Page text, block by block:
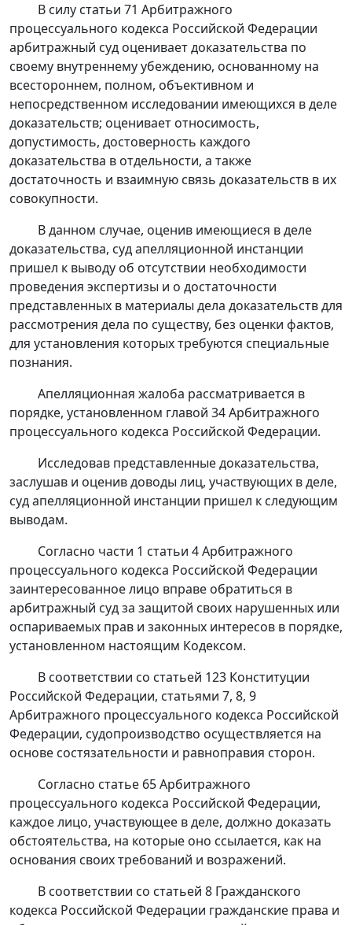
В силу статьи 71 Арбитражного
процессуального кодекса Российской Федерации
арбитражный суд оценивает доказательства по
своему внутреннему убеждению, основанному на
всестороннем, полном, объективном и
непосредственном исследовании имеющихся в деле
доказательств; оценивает относимость,
допустимость, достоверность каждого
доказательства в отдельности, а также
достаточность и взаимную связь доказательств в их
совокупности.
В данном случае, оценив имеющиеся в деле
доказательства, суд апелляционной инстанции
пришел к выводу об отсутствии необходимости
проведения экспертизы и о достаточности
представленных в материалы дела доказательств для
рассмотрения дела по существу, без оценки фактов,
для установления которых требуются специальные
познания.
Апелляционная жалоба рассматривается в
порядке, установленном главой 34Арбитражного
процессуального кодекса Российской Федерации.
Исследовав представленные доказательства,
заслушав и оценив доводы лиц, участвующих в деле,
суд апелляционной инстанции пришел к следующим
выводам.
Согласно части 1 статьи 4Арбитражного
процессуального кодекса Российской Федерации
заинтересованное лицо вправе обратиться в
арбитражный суд за защитой своих нарушенных или
оспариваемых прав и законных интересов в порядке,
установленном настоящим Кодексом.
В соответствии со статьей 123 Конституции
Российской Федерации, статьями 7, 8, 9
Арбитражного процессуального кодекса Российской
Федерации, судопроизводство осуществляется на
основе состязательности и равноправия сторон.
Согласно статье 65Арбитражного
процессуального кодекса Российской Федерации,
каждое лицо, участвующее в деле, должно доказать
обстоятельства, на которые оно ссылается, как на
основания своих требований и возражений.
В соответствии со статьей 8 Гражданского
кодекса Российской Федерации гражданские права и